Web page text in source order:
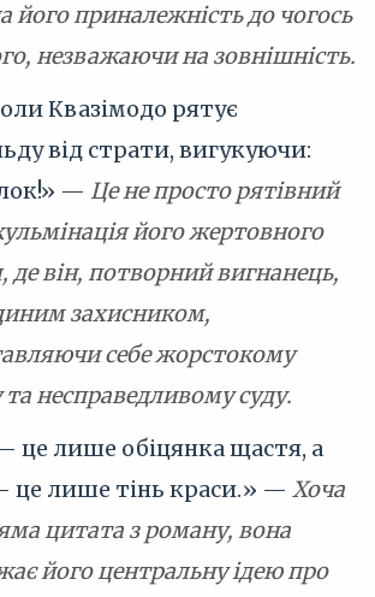
його приналежність до чогось
незважаючи на зовнішність.
Квазімодо рятує
від страти, вигукуючи:
— Це не просто рятівний
його жертовного
де він, потворний вигнанець,
захисником,
себе жорстокому
несправедливому суду.
це лише обіцянка щастя, а
це лише тінь краси.» — Хоча
цитата з роману, вона
його центральну ідею про